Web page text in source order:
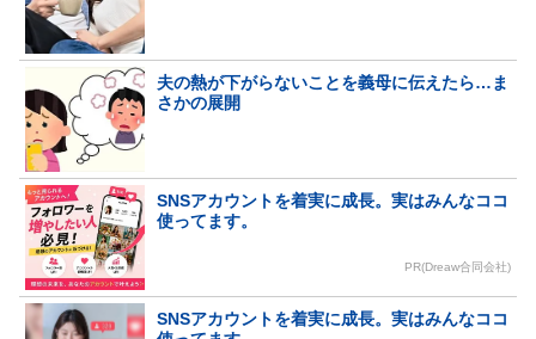
夫の熱が下がらないことを義母に伝えたら…ま
さかの展開
SNSアカウントを着実に成長。実はみんなココ
使ってます。
PR(Dreaw合同会社)
SNSアカウントを着実に成長。実はみんなココ